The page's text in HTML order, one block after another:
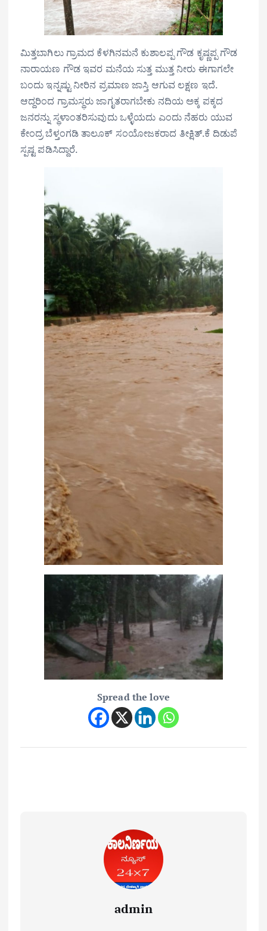
ಮಿತ್ತಬಾಗಿಲು ಗ್ರಾಮದ ಕೆಳಗಿನಮನೆ ಕುಶಾಲಪ್ಪ ಗೌಡ ಕೃಷ್ಣಪ್ಪ ಗೌಡ
ನಾರಾಯಣ ಗೌಡ ಇವರ ಮನೆಯ ಸುತ್ತ ಮುತ್ತ ನೀರು ಈಗಾಗಲೇ
ಬಂದು ಇನ್ನಷ್ಟು ನೀರಿನ ಪ್ರಮಾಣ ಜಾಸ್ತಿ ಆಗುವ ಲಕ್ಷಣ ಇದೆ.
ಆದ್ದರಿಂದ ಗ್ರಾಮಸ್ಥರು ಜಾಗೃತರಾಗಬೇಕು ನದಿಯ ಅಕ್ಕ ಪಕ್ಕದ
ಜನರನ್ನು ಸ್ಥಳಾಂತರಿಸುವುದು ಒಳ್ಳೆಯದು ಎಂದು ನೆಹರು ಯುವ
ಕೇಂದ್ರ ಬೆಳ್ತಂಗಡಿ ತಾಲೂಕ್ ಸಂಯೋಜಕರಾದ ತೀಕ್ಷಿತ್.ಕೆ ದಿಡುಪೆ
ಸ್ಪಷ್ಟ ಪಡಿಸಿದ್ದಾರೆ.
Spread the love
admin